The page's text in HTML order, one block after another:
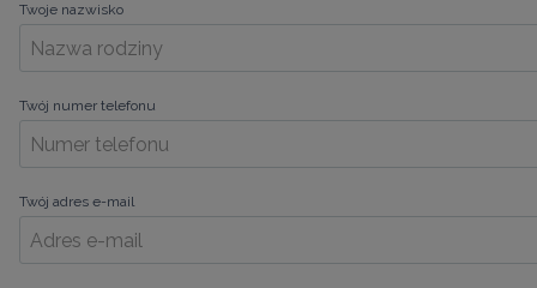
Twoje nazwisko
Twój numer telefonu
Twój adres e-mail